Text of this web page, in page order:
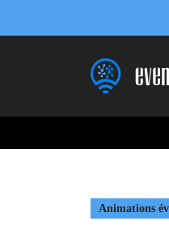
Animations